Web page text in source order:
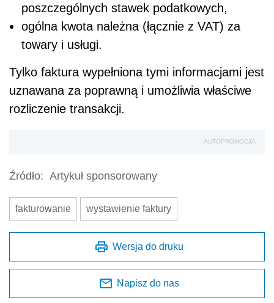
poszczególnych stawek podatkowych,
ogólna kwota należna (łącznie z VAT) za
towary i usługi.
Tylko faktura wypełniona tymi informacjami jest
uznawana za poprawną i umożliwia właściwe
rozliczenie transakcji.
AUTOPROMOCJA
Źródło: Artykuł sponsorowany
fakturowanie wystawienie faktury
Wersja do druku
Napisz do nas